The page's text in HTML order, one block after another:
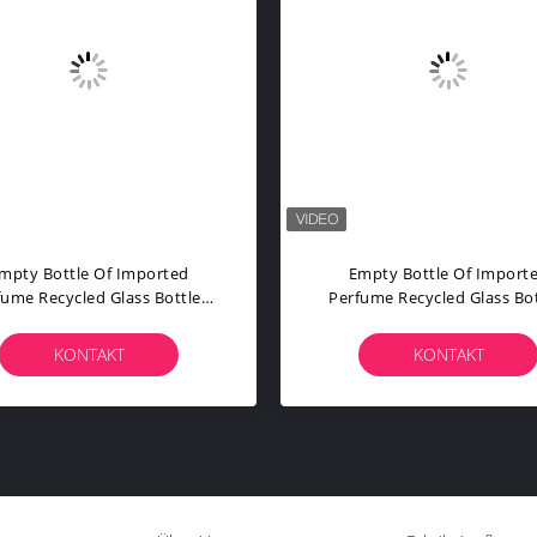
Bottle Of Imported
Recycled Glass Bottles
And Metal Roll Frog
KONTAKT
Empty Bottle Of
Perfume Recycled Glass
Plastic And Metal Roll
KONTAKT